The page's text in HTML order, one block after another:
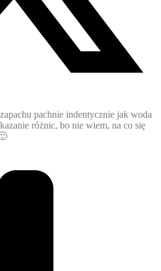
pachnie indentycznie jak woda
różnic, bo nie wiem, na co się